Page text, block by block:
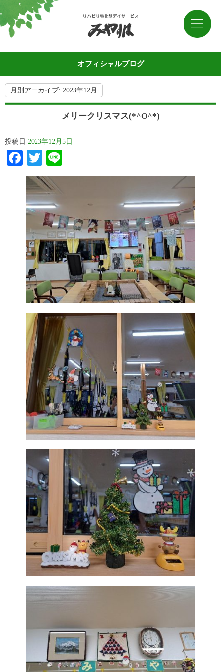
オフィシャルブログ
月別アーカイブ: 2023年12月
メリークリスマス(*^O^*)
投稿日 2023年12月5日
Facebook
Twitter